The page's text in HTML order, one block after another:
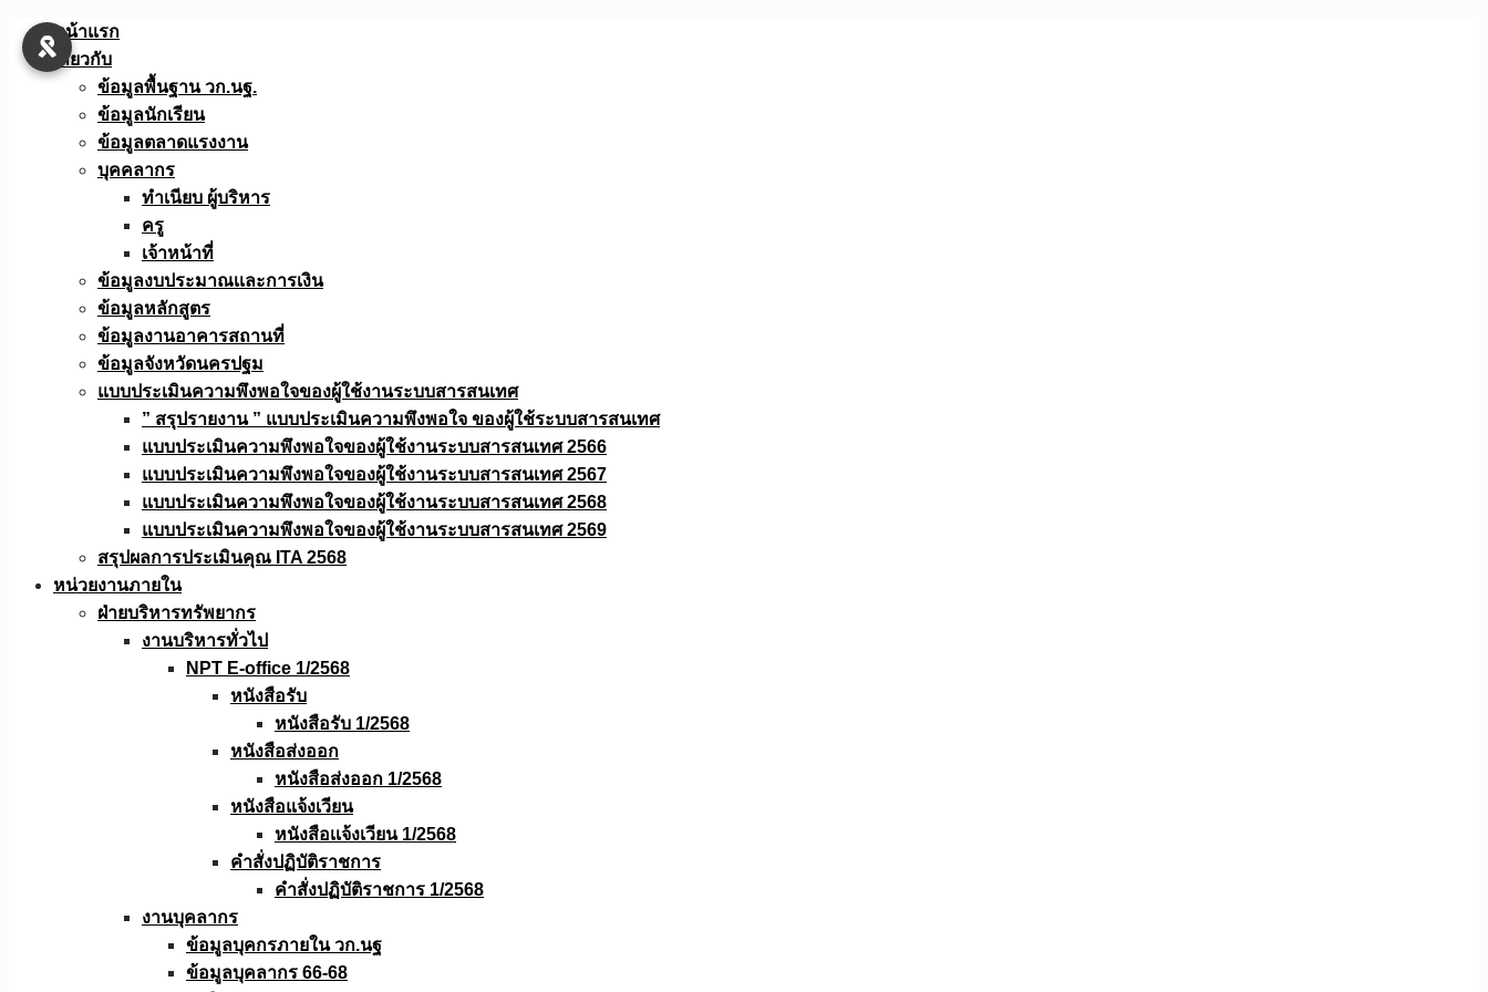
Skip
หน้าแรก
เกี่ยวกับ
ข้อมูลพื้นฐาน วก.นฐ.
ข้อมูลนักเรียน
ข้อมูลตลาดแรงงาน
บุคคลากร
ทำเนียบ ผู้บริหาร
ครู
เจ้าหน้าที่
ข้อมูลงบประมาณเเละการเงิน
ข้อมูลหลักสูตร
ข้อมูลงานอาคารสถานที่
ข้อมูลจังหวัดนครปฐม
แบบประเมินความพึงพอใจของผู้ใช้งานระบบสารสนเทศ
” สรุปรายงาน ” แบบประเมินความพึงพอใจ ของผู้ใช้ระบบสารสนเทศ
แบบประเมินความพึงพอใจของผู้ใช้งานระบบสารสนเทศ 2566
แบบประเมินความพึงพอใจของผู้ใช้งานระบบสารสนเทศ 2567
แบบประเมินความพึงพอใจของผู้ใช้งานระบบสารสนเทศ 2568
แบบประเมินความพึงพอใจของผู้ใช้งานระบบสารสนเทศ 2569
สรุปผลการประเมินคุณ ITA 2568
หน่วยงานภายใน
ฝ่ายบริหารทรัพยากร
งานบริหารทั่วไป
NPT E-office 1/2568
หนังสือรับ
หนังสือรับ 1/2568
หนังสือส่งออก
หนังสือส่งออก 1/2568
หนังสือแจ้งเวียน
หนังสือเเจ้งเวียน 1/2568
คำสั่งปฏิบัติราชการ
คำสั่งปฏิบัติราชการ 1/2568
งานบุคลากร
ข้อมูลบุคกรภายใน วก.นฐ
ข้อมูลบุคลากร 66-68